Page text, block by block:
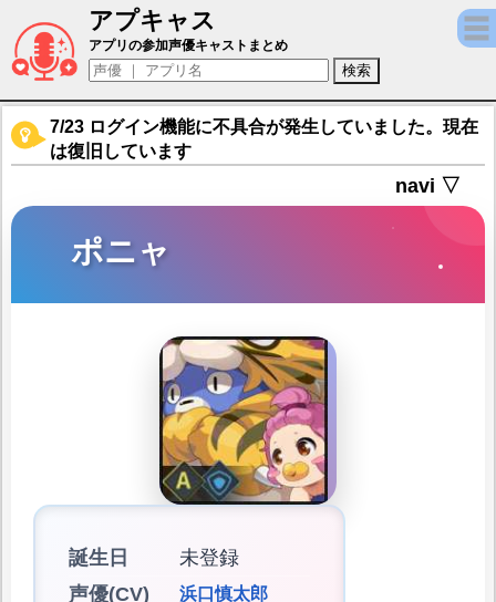
アプキャス
ポニャ（声優：浜口慎太郎)【グランドチェ
アプリの参加声優キャストまとめ
7/23 ログイン機能に不具合が発生していました。現在
は復旧しています
navi ▽
ポニャ
誕生日
未登録
声優(CV)
浜口慎太郎